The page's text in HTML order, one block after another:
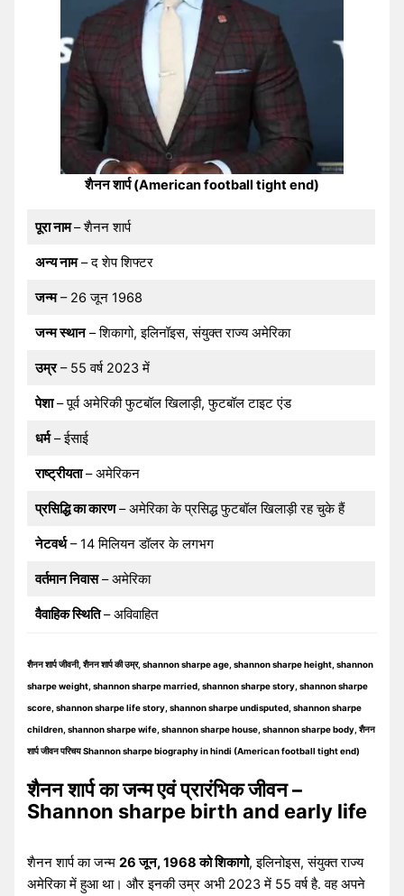
शैनन शार्प (American football tight end)
पूरा नाम– शैनन शार्प
अन्य नाम– द शेप शिफ्टर
जन्म– 26 जून 1968
जन्म स्थान– शिकागो, इलिनॉइस, संयुक्त राज्य अमेरिका
उम्र– 55 वर्ष 2023 में
पेशा– पूर्व अमेरिकी फुटबॉल खिलाड़ी, फुटबॉल टाइट एंड
धर्म– ईसाई
राष्ट्रीयता– अमेरिकन
प्रसिद्धि का कारण– अमेरिका के प्रसिद्ध फुटबॉल खिलाड़ी रह चुके हैं
नेटवर्थ– 14 मिलियन डॉलर के लगभग
वर्तमान निवास– अमेरिका
वैवाहिक स्थिति– अविवाहित
शैनन शार्प जीवनी, शैनन शार्प की उम्र, shannon sharpe age, shannon sharpe height, shannon
sharpe weight, shannon sharpe married, shannon sharpe story, shannon sharpe
score, shannon sharpe life story, shannon sharpe undisputed, shannon sharpe
children, shannon sharpe wife, shannon sharpe house, shannon sharpe body, शैनन
शार्प जीवन परिचय Shannon sharpe biography in hindi (American football tight end)
शैनन शार्प का जन्म एवं प्रारंभिक जीवन –
Shannon sharpe birth and early life
शैनन शार्प का जन्म26 जून, 1968 को शिकागो, इलिनोइस, संयुक्त राज्य
अमेरिका में हुआ था। और इनकी उम्र अभी 2023 में 55 वर्ष है. वह अपने